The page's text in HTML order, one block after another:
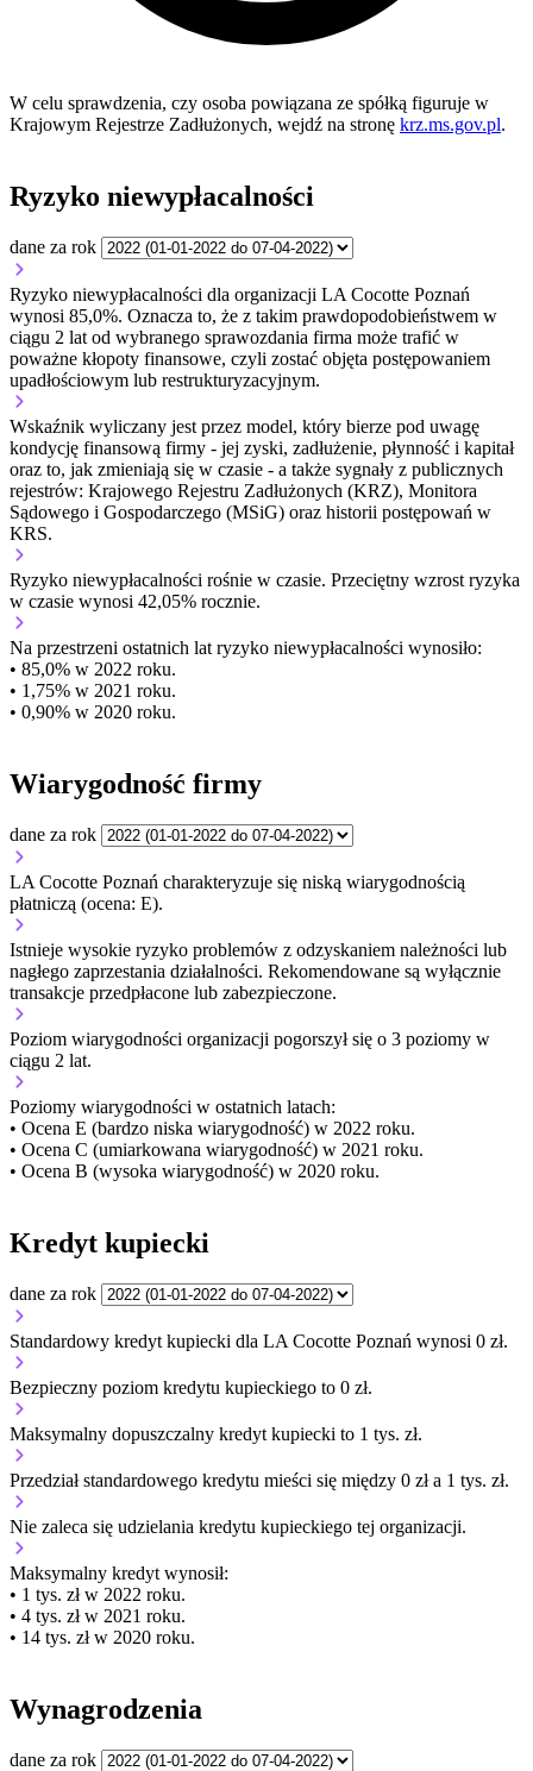
W celu sprawdzenia, czy osoba powiązana ze spółką figuruje w
Krajowym Rejestrze Zadłużonych, wejdź na stronę krz.ms.gov.pl.
Ryzyko niewypłacalności
dane za rok
Ryzyko niewypłacalności dla organizacji LA Cocotte Poznań
wynosi 85,0%. Oznacza to, że z takim prawdopodobieństwem w
ciągu 2 lat od wybranego sprawozdania firma może trafić w
poważne kłopoty finansowe, czyli zostać objęta postępowaniem
upadłościowym lub restrukturyzacyjnym.
Wskaźnik wyliczany jest przez model, który bierze pod uwagę
kondycję finansową firmy - jej zyski, zadłużenie, płynność i kapitał
oraz to, jak zmieniają się w czasie - a także sygnały z publicznych
rejestrów: Krajowego Rejestru Zadłużonych (KRZ), Monitora
Sądowego i Gospodarczego (MSiG) oraz historii postępowań w
KRS.
Ryzyko niewypłacalności rośnie w czasie. Przeciętny wzrost ryzyka
w czasie wynosi 42,05% rocznie.
Na przestrzeni ostatnich lat ryzyko niewypłacalności wynosiło:
• 85,0% w 2022 roku.
• 1,75% w 2021 roku.
• 0,90% w 2020 roku.
Wiarygodność firmy
dane za rok
LA Cocotte Poznań charakteryzuje się niską wiarygodnością
płatniczą (ocena: E).
Istnieje wysokie ryzyko problemów z odzyskaniem należności lub
nagłego zaprzestania działalności. Rekomendowane są wyłącznie
transakcje przedpłacone lub zabezpieczone.
Poziom wiarygodności organizacji pogorszył się o 3 poziomy w
ciągu 2 lat.
Poziomy wiarygodności w ostatnich latach:
• Ocena E (bardzo niska wiarygodność) w 2022 roku.
• Ocena C (umiarkowana wiarygodność) w 2021 roku.
• Ocena B (wysoka wiarygodność) w 2020 roku.
Kredyt kupiecki
dane za rok
Standardowy kredyt kupiecki dla LA Cocotte Poznań wynosi 0 zł.
Bezpieczny poziom kredytu kupieckiego to 0 zł.
Maksymalny dopuszczalny kredyt kupiecki to 1 tys. zł.
Przedział standardowego kredytu mieści się między 0 zł a 1 tys. zł.
Nie zaleca się udzielania kredytu kupieckiego tej organizacji.
Maksymalny kredyt wynosił:
• 1 tys. zł w 2022 roku.
• 4 tys. zł w 2021 roku.
• 14 tys. zł w 2020 roku.
Wynagrodzenia
dane za rok